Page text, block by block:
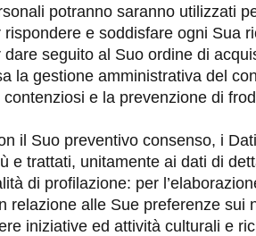
potranno saranno utilizzati
e soddisfare ogni Sua
seguito al Suo ordine di
la gestione amministrativa del
contenziosi e la prevenzione di
il Suo preventivo consenso, i
e trattati, unitamente ai dati di
di profilazione: per
relazione alle Sue preferenze sui
iniziative ed attività culturali e